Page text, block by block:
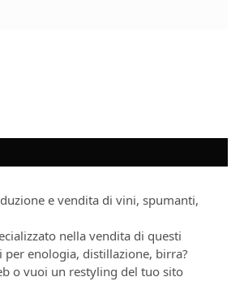
e vendita di vini, spumanti,
nella vendita di questi
enologia, distillazione, birra?
o vuoi un restyling del tuo sito